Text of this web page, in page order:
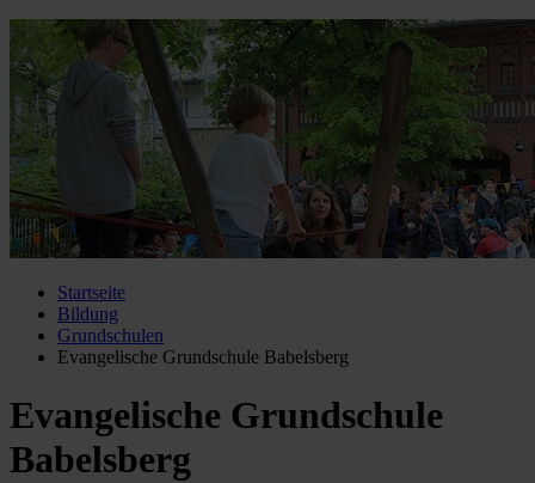
Startseite
Bildung
Grundschulen
Evangelische Grundschule Babelsberg
Evangelische Grundschule
Babelsberg